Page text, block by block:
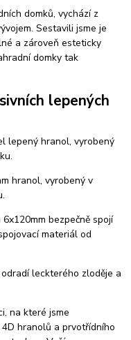
domků, vychází z
Sestavili jsme je
a zároveň esteticky
domky tak
lepených
lepený hranol, vyrobený
hranol, vyrobený v
bezpečně spojí
materiál od
leckterého zloděje a
na které jsme
hranolů a prvotřídního